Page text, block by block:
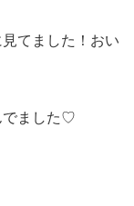
てました！おい
でました♡